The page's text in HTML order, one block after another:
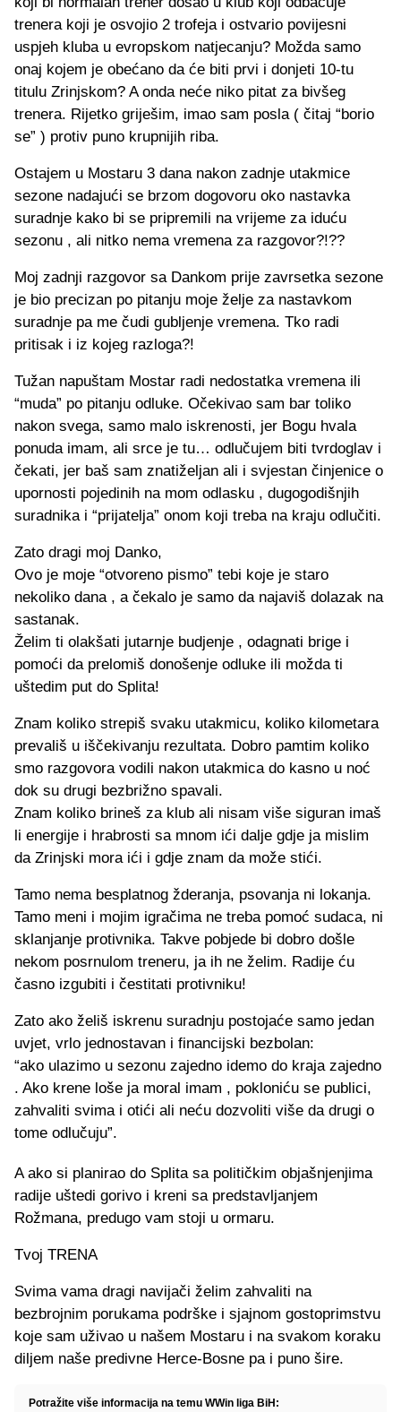
trenera koji je osvojio 2 trofeja i ostvario povijesni
uspjeh kluba u evropskom natjecanju? Možda samo
onaj kojem je obećano da će biti prvi i donjeti 10-tu
titulu Zrinjskom? A onda neće niko pitat za bivšeg
trenera. Rijetko griješim, imao sam posla ( čitaj “borio
se” ) protiv puno krupnijih riba.
Ostajem u Mostaru 3 dana nakon zadnje utakmice
sezone nadajući se brzom dogovoru oko nastavka
suradnje kako bi se pripremili na vrijeme za iduću
sezonu , ali nitko nema vremena za razgovor?!??
Moj zadnji razgovor sa Dankom prije zavrsetka sezone
je bio precizan po pitanju moje želje za nastavkom
suradnje pa me čudi gubljenje vremena. Tko radi
pritisak i iz kojeg razloga?!
Tužan napuštam Mostar radi nedostatka vremena ili
“muda” po pitanju odluke. Očekivao sam bar toliko
nakon svega, samo malo iskrenosti, jer Bogu hvala
ponuda imam, ali srce je tu… odlučujem biti tvrdoglav i
čekati, jer baš sam znatiželjan ali i svjestan činjenice o
upornosti pojedinih na mom odlasku , dugogodišnjih
suradnika i “prijatelja” onom koji treba na kraju odlučiti.
Zato dragi moj Danko,
Ovo je moje “otvoreno pismo” tebi koje je staro
nekoliko dana , a čekalo je samo da najaviš dolazak na
sastanak.
Želim ti olakšati jutarnje budjenje , odagnati brige i
pomoći da prelomiš donošenje odluke ili možda ti
uštedim put do Splita!
Znam koliko strepiš svaku utakmicu, koliko kilometara
prevališ u iščekivanju rezultata. Dobro pamtim koliko
smo razgovora vodili nakon utakmica do kasno u noć
dok su drugi bezbrižno spavali.
Znam koliko brineš za klub ali nisam više siguran imaš
li energije i hrabrosti sa mnom ići dalje gdje ja mislim
da Zrinjski mora ići i gdje znam da može stići.
Tamo nema besplatnog žderanja, psovanja ni lokanja.
Tamo meni i mojim igračima ne treba pomoć sudaca, ni
sklanjanje protivnika. Takve pobjede bi dobro došle
nekom posrnulom treneru, ja ih ne želim. Radije ću
časno izgubiti i čestitati protivniku!
Zato ako želiš iskrenu suradnju postojaće samo jedan
uvjet, vrlo jednostavan i financijski bezbolan:
“ako ulazimo u sezonu zajedno idemo do kraja zajedno
. Ako krene loše ja moral imam , pokloniću se publici,
zahvaliti svima i otići ali neću dozvoliti više da drugi o
tome odlučuju”.
A ako si planirao do Splita sa političkim objašnjenjima
radije uštedi gorivo i kreni sa predstavljanjem
Rožmana, predugo vam stoji u ormaru.
Tvoj TRENA
Svima vama dragi navijači želim zahvaliti na
bezbrojnim porukama podrške i sjajnom gostoprimstvu
koje sam uživao u našem Mostaru i na svakom koraku
diljem naše predivne Herce-Bosne pa i puno šire.
Potražite više informacija na temu WWin liga BiH: